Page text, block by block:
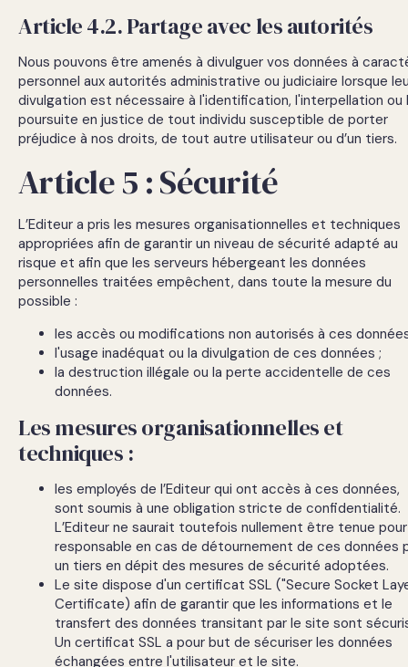
Article 4.2. Partage avec les autorités
Nous pouvons être amenés à divulguer vos données à
personnel aux autorités administrative ou judiciaire lorsque
divulgation est nécessaire à l'identification, l'interpellation ou
poursuite en justice de tout individu susceptible de porter
préjudice à nos droits, de tout autre utilisateur ou d’un tiers.
Article 5 : Sécurité
L’Editeur a pris les mesures organisationnelles et techniques
appropriées afin de garantir un niveau de sécurité adapté au
risque et afin que les serveurs hébergeant les données
personnelles traitées empêchent, dans toute la mesure du
possible :
les accès ou modifications non autorisés à ces
l'usage inadéquat ou la divulgation de ces données ;
la destruction illégale ou la perte accidentelle de ces
données.
Les mesures organisationnelles et
techniques :
les employés de l’Editeur qui ont accès à ces données,
sont soumis à une obligation stricte de confidentialité.
L’Editeur ne saurait toutefois nullement être tenue pour
responsable en cas de détournement de ces données
un tiers en dépit des mesures de sécurité adoptées.
Le site dispose d'un certificat SSL ("Secure Socket
Certificate) afin de garantir que les informations et le
transfert des données transitant par le site sont
Un certificat SSL a pour but de sécuriser les données
échangées entre l'utilisateur et le site.